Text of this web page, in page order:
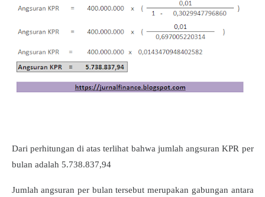
Dari perhitungan di atas terlihat bahwa jumlah angsuran KPR per
bulan adalah 5.738.837,94
Jumlah angsuran per bulan tersebut merupakan gabungan antara